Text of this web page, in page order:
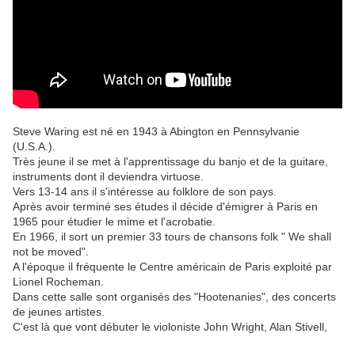
Steve Waring est né en 1943 à Abington en Pennsylvanie
(U.S.A.).
Très jeune il se met à l'apprentissage du banjo et de la guitare,
instruments dont il deviendra virtuose.
Vers 13-14 ans il s'intéresse au folklore de son pays.
Après avoir terminé ses études il décide d'émigrer à Paris en
1965 pour étudier le mime et l'acrobatie.
En 1966, il sort un premier 33 tours de chansons folk " We shall
not be moved".
A l'époque il fréquente le Centre américain de Paris exploité par
Lionel Rocheman.
Dans cette salle sont organisés des "Hootenanies", des concerts
de jeunes artistes.
C'est là que vont débuter le violoniste John Wright, Alan Stivell,